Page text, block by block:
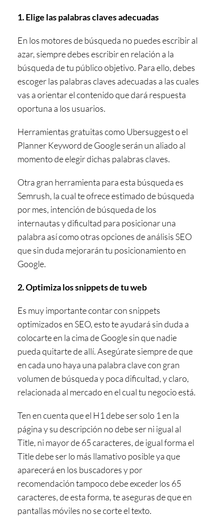
1. Elige las palabras claves adecuadas
En los motores de búsqueda no puedes escribir al
azar, siempre debes escribir en relación a la
búsqueda de tu público objetivo. Para ello, debes
escoger las palabras claves adecuadas a las cuales
vas a orientar el contenido que dará respuesta
oportuna a los usuarios.
Herramientas gratuitas como Ubersuggest o el
Planner Keyword de Google serán un aliado al
momento de elegir dichas palabras claves.
Otra gran herramienta para esta búsqueda es
Semrush, la cual te ofrece estimado de búsqueda
por mes, intención de búsqueda de los
internautas y dificultad para posicionar una
palabra así como otras opciones deanálisis SEO
que sin duda mejorarán tu posicionamiento en
Google.
2. Optimiza los snippets de tu web
Es muy importante contar con snippets
optimizados en SEO, esto te ayudará sin duda a
colocarte en la cima de Google sin que nadie
pueda quitarte de allí. Asegúrate siempre de que
en cada uno haya una palabra clave con gran
volumen de búsqueda y poca dificultad, y claro,
relacionada al mercado en el cual tu negocio está.
Ten en cuenta que el H1 debe ser solo 1 en la
página y su descripción no debe ser ni igual al
Title, ni mayor de 65 caracteres, de igual forma el
Title debe ser lo más llamativo posible ya que
aparecerá en los buscadores y por
recomendación tampoco debe exceder los 65
caracteres, de esta forma, te aseguras de que en
pantallas móviles no se corte el texto.